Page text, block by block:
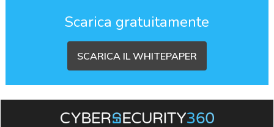
Scarica gratuitamente
SCARICA IL WHITEPAPER